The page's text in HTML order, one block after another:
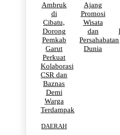
Ambruk
di
Cibatu,
Dorong
Pemkab
Garut
Perkuat
Kolaborasi
CSR dan
Baznas
Demi
Warga
Terdampak
Ajang
Promosi
Wisata
dan
Persahabatan
Dunia
DAERAH